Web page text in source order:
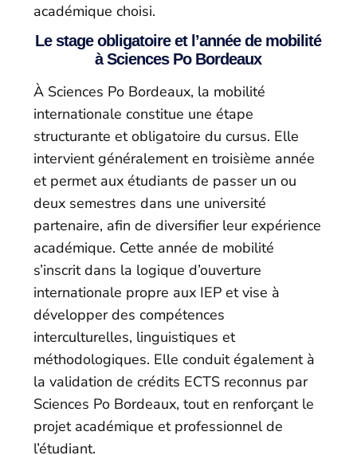
académique choisi.
Le stage obligatoire et l’année de mobilité
à Sciences Po Bordeaux
À Sciences Po Bordeaux, la mobilité
internationale constitue une étape
structurante et obligatoire du cursus. Elle
intervient généralement en troisième année
et permet aux étudiants de passer un ou
deux semestres dans une université
partenaire, afin de diversifier leur expérience
académique. Cette année de mobilité
s’inscrit dans la logique d’ouverture
internationale propre aux IEP et vise à
développer des compétences
interculturelles, linguistiques et
méthodologiques. Elle conduit également à
la validation de crédits ECTS reconnus par
Sciences Po Bordeaux, tout en renforçant le
projet académique et professionnel de
l’étudiant.